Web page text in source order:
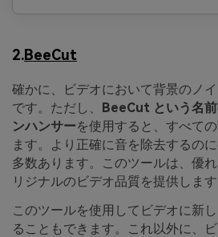
2.BeeCut
確かに、ビデオにおいて背景のノ
です。ただし、 BeeCut という名
ンハンサーを使用すると、すべて
ます。より正確に音を除去するの
多数あります。このツールは、優
リジナルのビデオ品質を提供します
このツールを使用してビデオに新
ることもできます。これ以外に、